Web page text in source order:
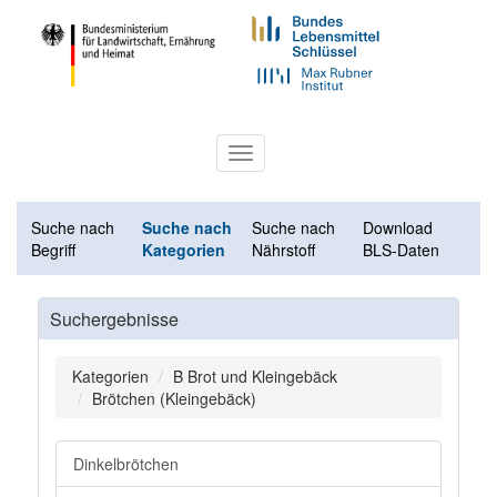
Toggle
navigation
Suche nach
Begriff
Suche nach
Kategorien
Suche nach
Nährstoff
Download
BLS-Daten
Suchergebnisse
Kategorien
B Brot und Kleingebäck
Brötchen (Kleingebäck)
Dinkelbrötchen